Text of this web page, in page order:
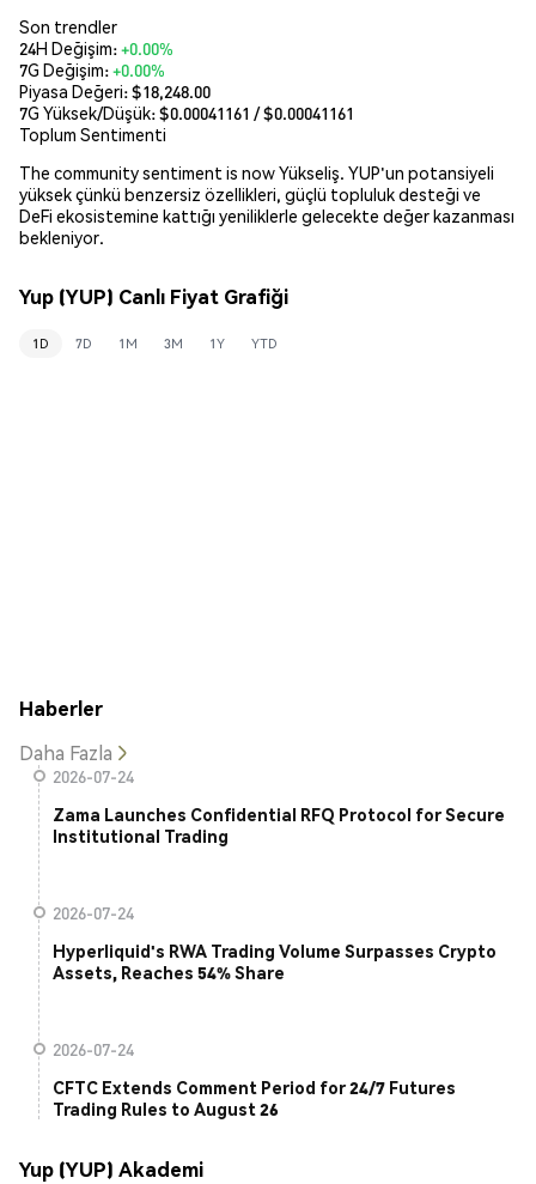
Son trendler
24H Değişim:+0.00%
7G Değişim:+0.00%
Piyasa Değeri:$18,248.00
7G Yüksek/Düşük: $0.00041161 / $0.00041161
Toplum Sentimenti
The community sentiment is now Yükseliş. YUP'un potansiyeli
yüksek çünkü benzersiz özellikleri, güçlü topluluk desteği ve
DeFi ekosistemine kattığı yeniliklerle gelecekte değer kazanması
bekleniyor.
Yup (YUP) Canlı Fiyat Grafiği
1D 7D 1M 3M 1Y YTD
Haberler
Daha Fazla
2026-07-24
Zama Launches Confidential RFQ Protocol for Secure
Institutional Trading
2026-07-24
Hyperliquid's RWA Trading Volume Surpasses Crypto
Assets, Reaches 54% Share
2026-07-24
CFTC Extends Comment Period for 24/7 Futures
Trading Rules to August 26
Yup (YUP) Akademi